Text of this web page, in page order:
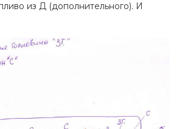
из Д (дополнительного). И